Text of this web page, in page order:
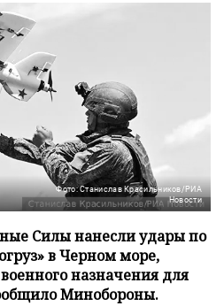
Фото: Станислав Красильников/РИА
Новости
Силы нанесли удары по
в Черном море,
назначения для
Минобороны.